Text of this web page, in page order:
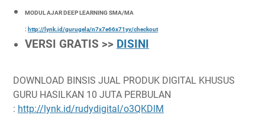
MODUL AJAR DEEP LEARNING SMA/MA
: http://lynk.id/gurugela/n7x7e66x71yv/checkout
VERSI GRATIS >> DISINI
DOWNLOAD BINSIS JUAL PRODUK DIGITAL KHUSUS
GURU HASILKAN 10 JUTA PERBULAN
: http://lynk.id/rudydigital/o3QKDlM